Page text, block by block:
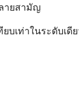
ายสามัญ
เท่าในระดับเดี